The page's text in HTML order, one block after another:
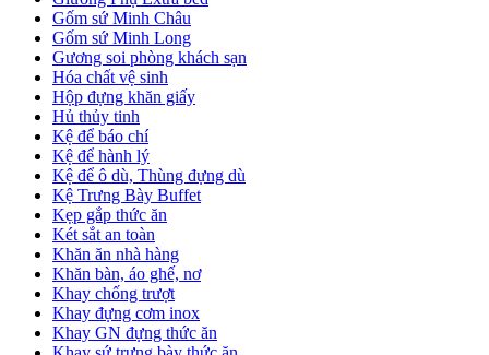
Gốm sứ Minh Châu
Gốm sứ Minh Long
Gương soi phòng khách sạn
Hóa chất vệ sinh
Hộp đựng khăn giấy
Hủ thủy tinh
Kệ để báo chí
Kệ để hành lý
Kệ để ô dù, Thùng đựng dù
Kệ Trưng Bày Buffet
Kẹp gắp thức ăn
Két sắt an toàn
Khăn ăn nhà hàng
Khăn bàn, áo ghế, nơ
Khay chống trượt
Khay đựng cơm inox
Khay GN đựng thức ăn